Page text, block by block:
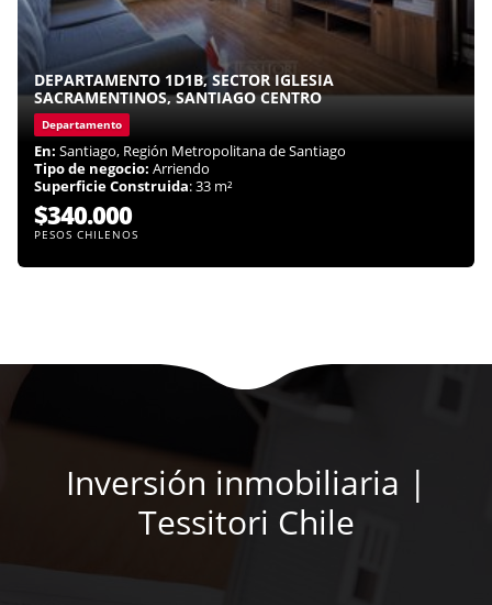
DEPARTAMENTO 1D1B, SECTOR IGLESIA
SACRAMENTINOS, SANTIAGO CENTRO
Departamento
En: Santiago, Región Metropolitana de Santiago
Tipo de negocio: Arriendo
Superficie Construida: 33 m²
$340.000
PESOS CHILENOS
Inversión inmobiliaria |
Tessitori Chile